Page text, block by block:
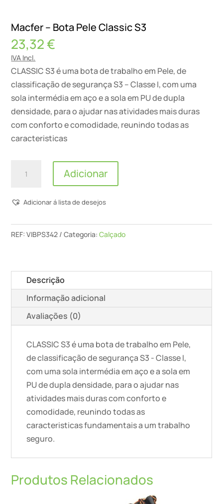
Macfer – Bota Pele Classic S3
23,32€
IVA Incl.
CLASSIC S3 é uma bota de trabalho em Pele, de
classificação de segurança S3 – Classe I, com uma
sola intermédia em aço e a sola em PU de dupla
densidade, para o ajudar nas atividades mais duras
com conforto e comodidade, reunindo todas as
caracteristicas
Quantidade
-
Pele
Adicionar
Adicionar á lista de desejos
REF:VIBPS342 Categoria:Calçado
Descrição
Informação adicional
Avaliações (0)
CLASSIC S3 é uma bota de trabalho em Pele,
de classificação de segurança S3 - Classe I,
com uma sola intermédia em aço e a sola em
PU de dupla densidade, para o ajudar nas
atividades mais duras com conforto e
comodidade, reunindo todas as
caracteristicas fundamentais a um trabalho
seguro.
Produtos Relacionados